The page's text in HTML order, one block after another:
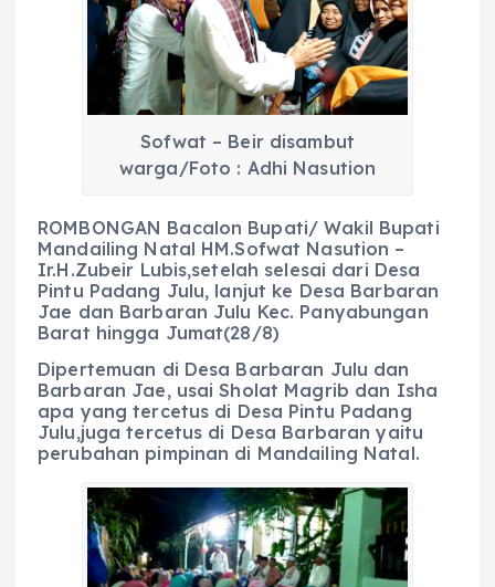
b
o
A
p
p
r
a
m
n
g
er
Sofwat – Beir disambut
warga/Foto : Adhi Nasution
ROMBONGAN Bacalon Bupati/ Wakil Bupati
Mandailing Natal HM.Sofwat Nasution –
Ir.H.Zubeir Lubis,setelah selesai dari Desa
Pintu Padang Julu, lanjut ke Desa Barbaran
Jae dan Barbaran Julu Kec. Panyabungan
Barat hingga Jumat(28/8)
Dipertemuan di Desa Barbaran Julu dan
Barbaran Jae, usai Sholat Magrib dan Isha
apa yang tercetus di Desa Pintu Padang
Julu,juga tercetus di Desa Barbaran yaitu
perubahan pimpinan di Mandailing Natal.